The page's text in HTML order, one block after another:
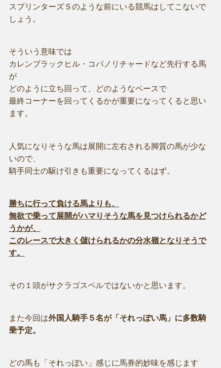
スプリンターズＳのような前にいる競馬はしてこないで
しょう。
そういう意味では
カレンブラックヒル・コパノリチャードなど先行する馬
が
どのように立ち回って、どのようなペースで
最終コーナーを回ってくるかが重要になってくると思い
ます。
人気になりそうな馬は展開に左右される脚質の馬が少な
いので、
騎手同士の駆け引きも重要になってくるはず。
勝ちに行って負ける馬よりも、
無欲で乗って展開がハマりそうな馬を見つけられるかど
うかが、
このレースで大きく儲けられるかの分水嶺となりそうで
す。
その１頭がサクラゴスペルではないかと思います。
また今回は外国人騎手５名が「それっぽい馬」に多数騎
乗予定。
どの馬も「それっぽい」感じに馬券的妙味を感じます